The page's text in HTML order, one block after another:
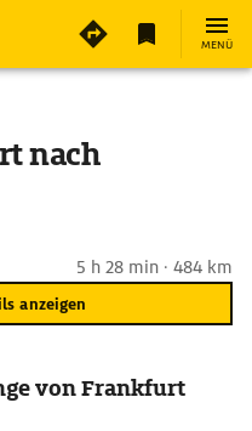
MENÜ
nach
5 h 28 min · 484 km
anzeigen
von Frankfurt